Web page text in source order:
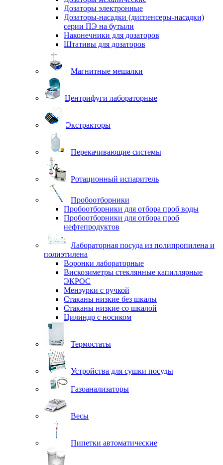
Дозаторы электронные
Дозаторы-насадки (диспенсеры-насадки)
серии ПЭ на бутыли
Наконечники для дозаторов
Штативы для дозаторов
Магнитные мешалки
Центрифуги лабораторные
Экстракторы
Перекачивающие системы
Ротационный испаритель
Пробоотборники
Пробоотборники для отбора проб воды
Пробоотборники для отбора проб
нефтепродуктов
Лабораторная посуда из полипропилена и
полиэтилена
Воронки лабораторные
Вискозиметры стеклянные капиллярные
ЭКРОС
Мензурки с ручкой
Стаканы низкие без шкалы
Стаканы низкие со шкалой
Цилиндр с носиком
Термостаты
Устройства для сушки посуды
Газоанализаторы
Весы
Пипетки автоматические